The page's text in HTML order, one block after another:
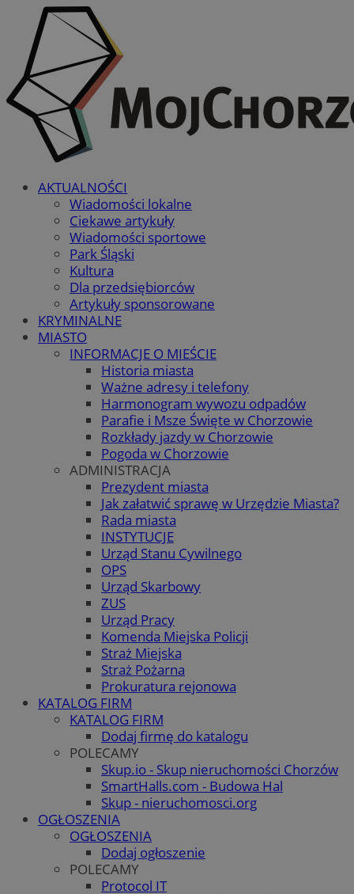
AKTUALNOŚCI
Wiadomości lokalne
Ciekawe artykuły
Wiadomości sportowe
Park Śląski
Kultura
Dla przedsiębiorców
Artykuły sponsorowane
KRYMINALNE
MIASTO
INFORMACJE O MIEŚCIE
Historia miasta
Ważne adresy i telefony
Harmonogram wywozu odpadów
Parafie i Msze Święte w Chorzowie
Rozkłady jazdy w Chorzowie
Pogoda w Chorzowie
ADMINISTRACJA
Prezydent miasta
Jak załatwić sprawę w Urzędzie Miasta?
Rada miasta
INSTYTUCJE
Urząd Stanu Cywilnego
OPS
Urząd Skarbowy
ZUS
Urząd Pracy
Komenda Miejska Policji
Straż Miejska
Straż Pożarna
Prokuratura rejonowa
KATALOG FIRM
KATALOG FIRM
Dodaj firmę do katalogu
POLECAMY
Skup.io - Skup nieruchomości Chorzów
SmartHalls.com - Budowa Hal
Skup - nieruchomosci.org
OGŁOSZENIA
OGŁOSZENIA
Dodaj ogłoszenie
POLECAMY
Protocol IT